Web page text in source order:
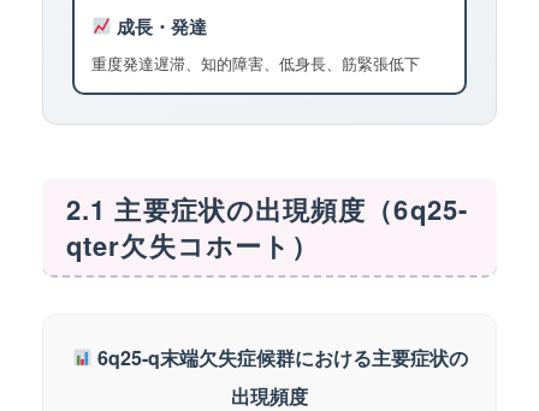
成長・発達
重度発達遅滞、知的障害、低身長、筋緊張低下
2.1 主要症状の出現頻度（6q25-
qter欠失コホート）
6q25-q末端欠失症候群における主要症状の
出現頻度